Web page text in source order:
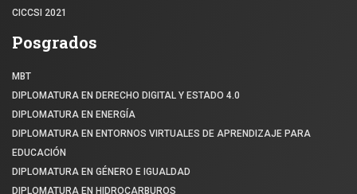
CICCSI 2021
Posgrados
MBT
DIPLOMATURA EN DERECHO DIGITAL Y ESTADO 4.0
DIPLOMATURA EN ENERGÍA
DIPLOMATURA EN ENTORNOS VIRTUALES DE APRENDIZAJE PARA
EDUCACIÓN
DIPLOMATURA EN GÉNERO E IGUALDAD
DIPLOMATURA EN HIDROCARBUROS